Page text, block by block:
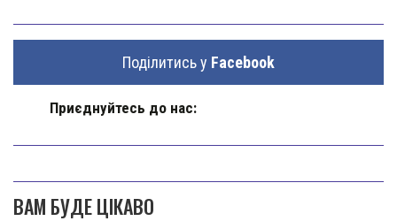
Поділитись у Facebook
Приєднуйтесь до нас:
ВАМ БУДЕ ЦІКАВО